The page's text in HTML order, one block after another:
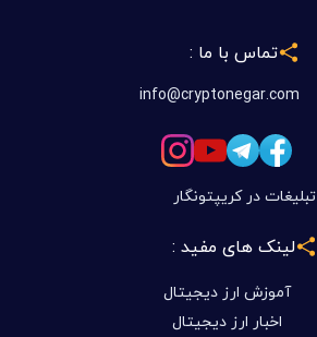
تماس با ما :
info@cryptonegar.com
تبلیغات در کریپتونگار
لینک های مفید :
آموزش ارز دیجیتال
اخبار ارز دیجیتال